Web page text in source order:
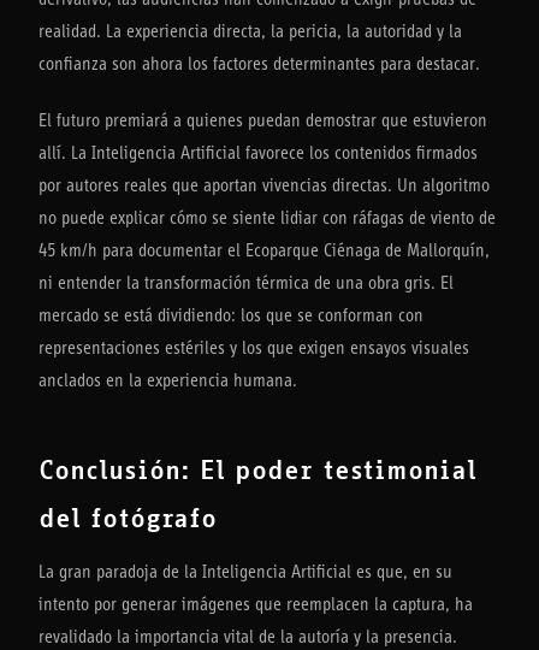
realidad. La experiencia directa, la pericia, la autoridad y la
confianza son ahora los factores determinantes para destacar.
El futuro premiará a quienes puedan demostrar que estuvieron
allí. La Inteligencia Artificial favorece los contenidos firmados
por autores reales que aportan vivencias directas. Un algoritmo
no puede explicar cómo se siente lidiar con ráfagas de viento de
45 km/h para documentar el Ecoparque Ciénaga de Mallorquín,
ni entender la transformación térmica de una obra gris. El
mercado se está dividiendo: los que se conforman con
representaciones estériles y los que exigen ensayos visuales
anclados en la experiencia humana.
Conclusión: El poder testimonial
del fotógrafo
La gran paradoja de la Inteligencia Artificial es que, en su
intento por generar imágenes que reemplacen la captura, ha
revalidado la importancia vital de la autoría y la presencia.